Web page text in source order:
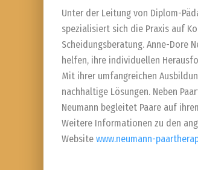
Unter der Leitung von Diplom-
spezialisiert sich die Praxis auf
Scheidungsberatung. Anne-Dore
helfen, ihre individuellen
Mit ihrer umfangreichen
nachhaltige Lösungen. Neben
Neumann begleitet Paare auf
Weitere Informationen zu den
Website www.neumann-